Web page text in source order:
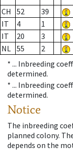
CH
52 39
IT
4 1
IT
20 3
NL 55 2
* ... Inbreeding
determined.
* ... Inbreeding
determined.
Notice
The inbreeding
planned colony.
depends on the